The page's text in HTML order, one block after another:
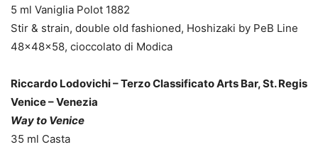
5 ml Vaniglia Polot 1882
Stir & strain, double old fashioned, Hoshizaki by PeB Line
48x48x58, cioccolato di Modica
Riccardo Lodovichi – Terzo Classificato Arts Bar, St. Regis
Venice – Venezia
Way to Venice
35 ml Casta